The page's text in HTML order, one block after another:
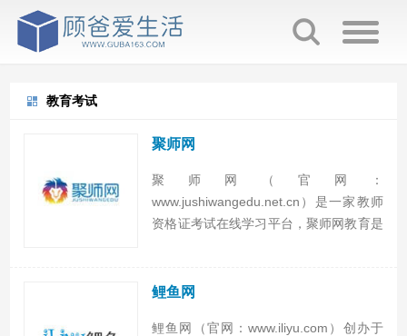
教育考试
聚师网
聚师网（官网：
www.jushiwangedu.net.cn）是一家教师
资格证考试在线学习平台，聚师网教育是
到教师资格考试、造价员培训、会计辅
鲤鱼网
鲤鱼网（官网：www.iliyu.com）创办于